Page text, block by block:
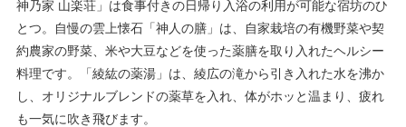
神乃家 山楽荘」は食事付きの日帰り入浴の利用が可能な宿坊のひ
とつ。自慢の雲上懐石「神人の膳」は、自家栽培の有機野菜や契
約農家の野菜、米や大豆などを使った薬膳を取り入れたヘルシー
料理です。「綾紘の薬湯」は、綾広の滝から引き入れた水を沸か
し、オリジナルブレンドの薬草を入れ、体がホッと温まり、疲れ
も一気に吹き飛びます。